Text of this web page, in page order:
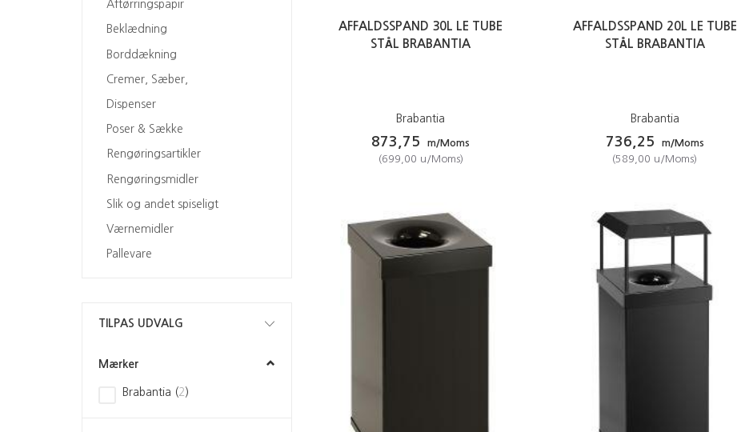
Aftørringspapir
Beklædning
Borddækning
Cremer, Sæber,
Dispenser
Poser & Sække
Rengøringsartikler
Rengøringsmidler
Slik og andet spiseligt
Værnemidler
Pallevare
TILPAS UDVALG
Mærker
Brabantia (2 )
AFFALDSSPAND 30L LE TUBE
STÅL BRABANTIA
Brabantia
873,75
m/Moms
(699,00 u/Moms)
AFFALDSSPAND 20L LE TUBE
STÅL BRABANTIA
Brabantia
736,25
m/Moms
(589,00 u/Moms)